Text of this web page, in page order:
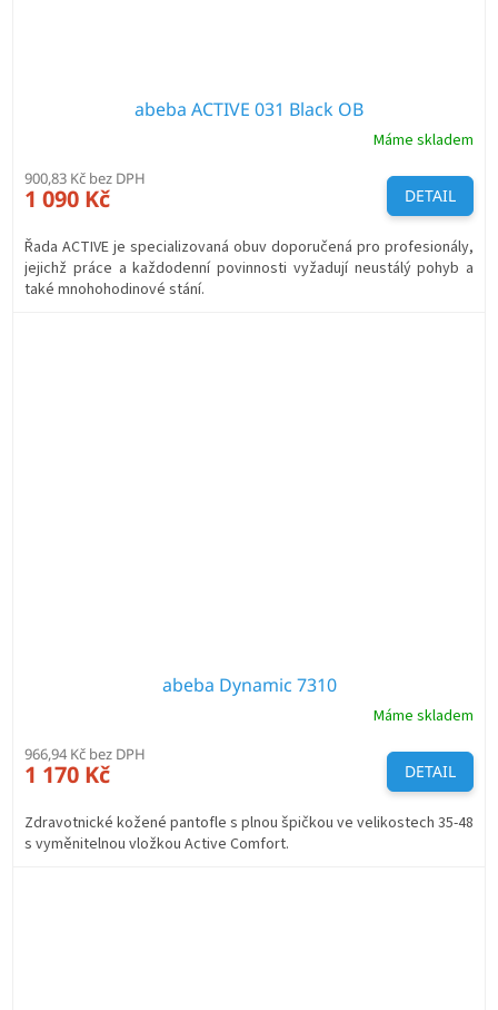
abeba ACTIVE 031 Black OB
Máme skladem
900,83 Kč bez DPH
1 090 Kč DETAIL
Řada ACTIVE je specializovaná obuv doporučená pro profesionály,
jejichž práce a každodenní povinnosti vyžadují neustálý pohyb a
také mnohohodinové stání.
abeba Dynamic 7310
Máme skladem
966,94 Kč bez DPH
1 170 Kč DETAIL
Zdravotnické kožené pantofle s plnou špičkou ve velikostech 35-48
s vyměnitelnou vložkou Active Comfort.